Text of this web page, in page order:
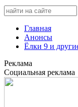
Главная
Анонсы
Ёлки 9 и
Реклама
Социальная реклама